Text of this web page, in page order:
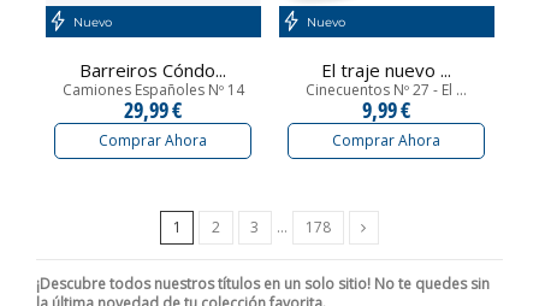
Nuevo
Barreiros Cóndo...
Camiones Españoles Nº 14
29,99 €
Comprar Ahora
Nuevo
El traje nuevo ...
Cinecuentos Nº 27 - El ...
9,99 €
Comprar Ahora
1 2 3 … 178 Siguiente
¡Descubre todos nuestros títulos en un solo sitio! No te quedes sin